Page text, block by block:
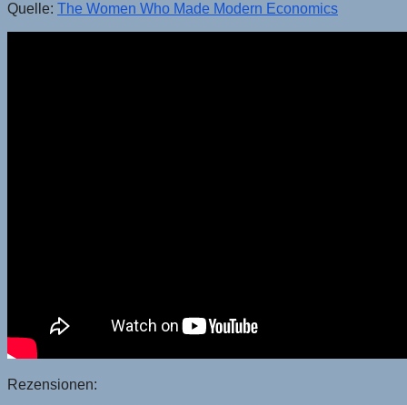
Quelle: The Women Who Made Modern Economics
Rezensionen: